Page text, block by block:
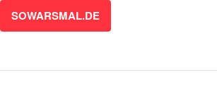
SOWARSMAL.DE